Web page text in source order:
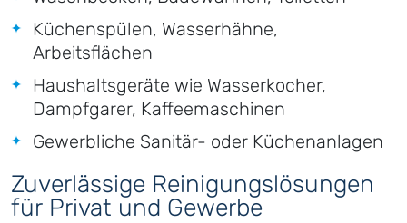
Küchenspülen, Wasserhähne,
Arbeitsflächen
Haushaltsgeräte wie Wasserkocher,
Dampfgarer, Kaffeemaschinen
Gewerbliche Sanitär- oder Küchenanlagen
Zuverlässige Reinigungslösungen
für Privat und Gewerbe